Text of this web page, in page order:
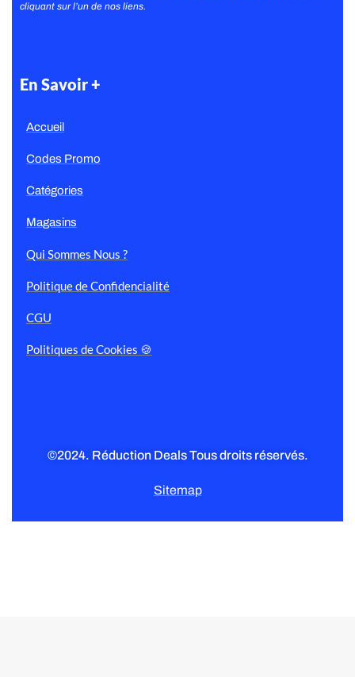
cliquant sur l’un de nos liens.
En Savoir +
Accueil
Codes Promo
Catégories
Magasins
Qui Sommes Nous ?
Politique de Confidencialité
CGU
Politiques de Cookies 🍪
©2024. Réduction Deals Tous droits réservés.
Sitemap